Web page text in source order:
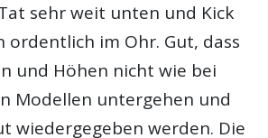
sehr weit unten und Kick
ordentlich im Ohr. Gut, dass
und Höhen nicht wie bei
Modellen untergehen und
wiedergegeben werden. Die